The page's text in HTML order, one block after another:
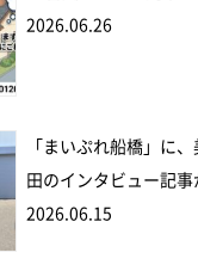
2026.06.26
「まいぷれ船橋」に
田のインタビュー記事
2026.06.15